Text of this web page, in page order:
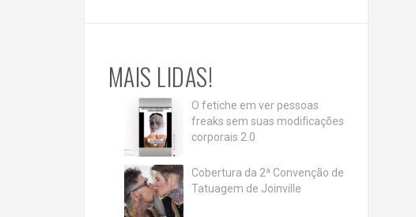
MAIS LIDAS!
O fetiche em ver pessoas
freaks sem suas modificações
corporais 2.0
Cobertura da 2ª Convenção de
Tatuagem de Joinville